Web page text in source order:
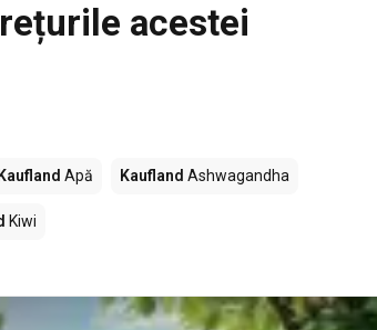
acestei
Kaufland Apă Kaufland Ashwagandha
Kiwi